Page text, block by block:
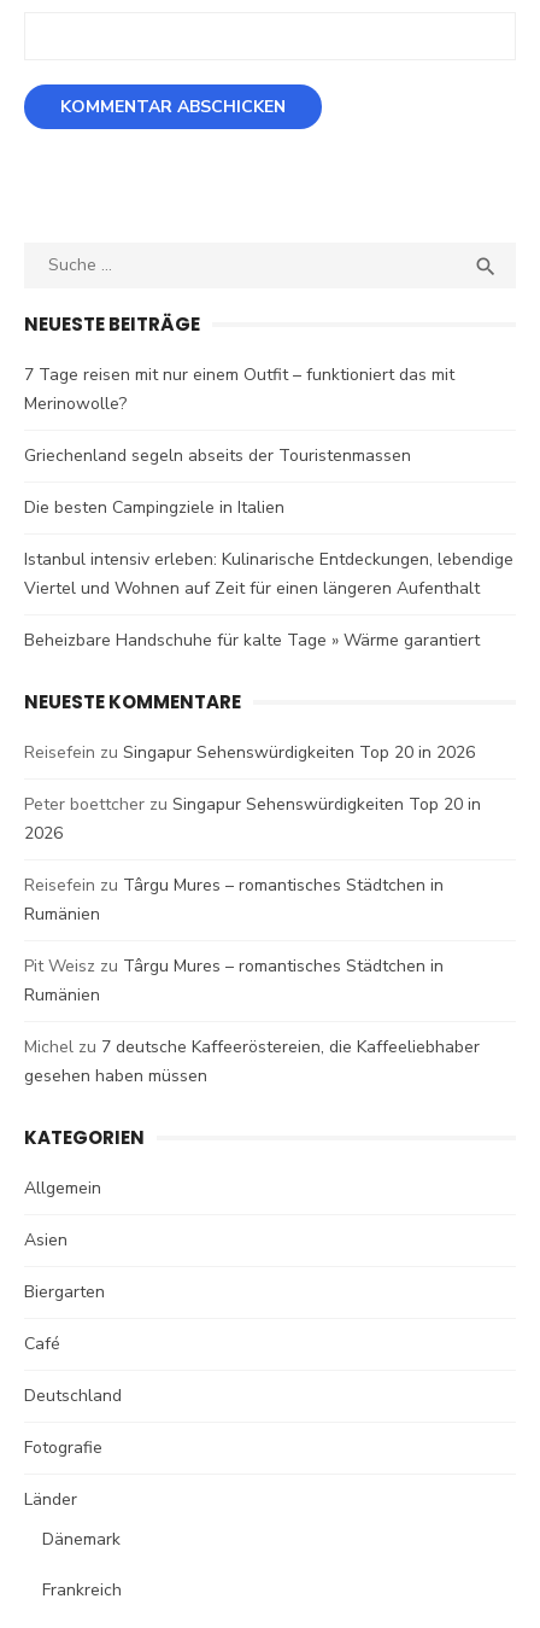
Search

NEUESTE BEITRÄGE
7 Tage reisen mit nur einem Outfit – funktioniert das mit
Merinowolle?
Griechenland segeln abseits der Touristenmassen
Die besten Campingziele in Italien
Istanbul intensiv erleben: Kulinarische Entdeckungen, lebendige
Viertel und Wohnen auf Zeit für einen längeren Aufenthalt
Beheizbare Handschuhe für kalte Tage » Wärme garantiert
NEUESTE KOMMENTARE
Reisefein zu Singapur Sehenswürdigkeiten Top 20 in 2026
Peter boettcher zu Singapur Sehenswürdigkeiten Top 20 in
2026
Reisefein zu Târgu Mures – romantisches Städtchen in
Rumänien
Pit Weisz zu Târgu Mures – romantisches Städtchen in
Rumänien
Michel zu 7 deutsche Kaffeeröstereien, die Kaffeeliebhaber
gesehen haben müssen
KATEGORIEN
Allgemein
Asien
Biergarten
Café
Deutschland
Fotografie
Länder
Dänemark
Frankreich